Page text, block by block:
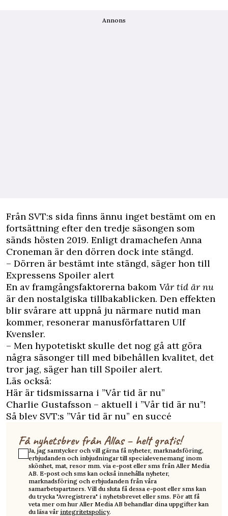
Annons
Från SVT:s sida finns ännu inget bestämt om en
fortsättning efter den tredje säsongen som
sänds hösten 2019. Enligt dramachefen Anna
Croneman är den dörren dock inte stängd.
– Dörren är bestämt inte stängd, säger hon till
Expressens Spoiler alert
En av framgångsfaktorerna bakom Vår tid är nu
är den nostalgiska tillbakablicken. Den effekten
blir svårare att uppnå ju närmare nutid man
kommer, resonerar manusförfattaren Ulf
Kvensler.
– Men hypotetiskt skulle det nog gå att göra
några säsonger till med bibehållen kvalitet, det
tror jag, säger han till Spoiler alert.
Läs också:
Här är tidsmissarna i ”Vår tid är nu”
Charlie Gustafsson – aktuell i ”Vår tid är nu”!
Så blev SVT:s ”Vår tid är nu” en succé
Få nyhetsbrev från Allas – helt gratis!
Ja, jag samtycker och vill gärna få nyheter, marknadsföring,
erbjudanden och inbjudningar till specialevenemang inom
skönhet, mat, resor mm. via e-post eller sms från Aller Media
AB. E-post och sms kan också innehålla nyheter,
marknadsföring och erbjudanden från våra
samarbetspartners. Vill du sluta få dessa e-post eller sms kan
du trycka "Avregistrera" i nyhetsbrevet eller sms. För att få
veta mer om hur Aller Media AB behandlar dina uppgifter kan
du läsa vår integritetspolicy.